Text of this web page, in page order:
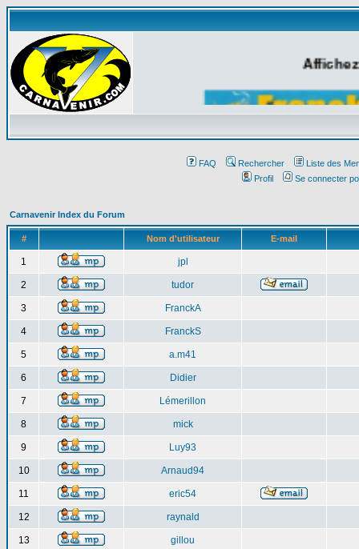
FAQ Rechercher
Liste des
Profil
Se connecter
Carnavenir Index du Forum
# Nom d'utilisateur E-mail
1 jpl
2 tudor
3 FranckA
4 FranckS
5 a.m41
6 Didier
7 Lémerillon
8 mick
9 Luy93
10 Arnaud94
11 eric54
12 raynald
13 gillou